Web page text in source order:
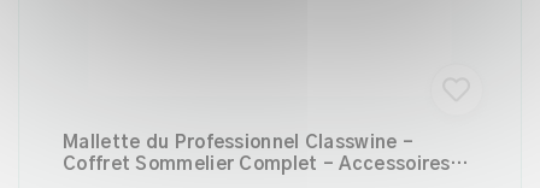
Mallette du Professionnel Classwine –
Coffret Sommelier Complet – Accessoires